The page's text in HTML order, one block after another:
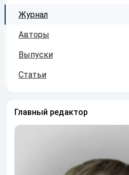
Журнал
Авторы
Выпуски
Статьи
Главный редактор